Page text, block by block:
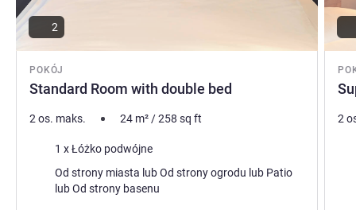
POKÓJ
Standard Room with double bed
2
2 os. maks. 24 m²/258 sq ft
Pościel1 x Łóżko podwójne
Widoki:Od strony miasta lub Od strony ogrodu lub Patio
lub Od strony basenu
2